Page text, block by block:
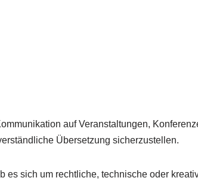
auf Veranstaltungen,
Übersetzung sicherzustellen.
sich um rechtliche, technische oder